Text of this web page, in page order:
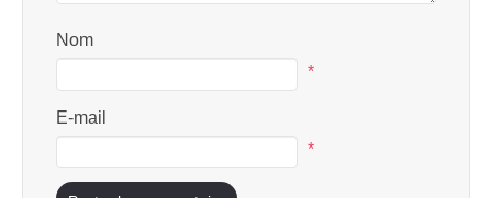
Nom
*
E-mail
*